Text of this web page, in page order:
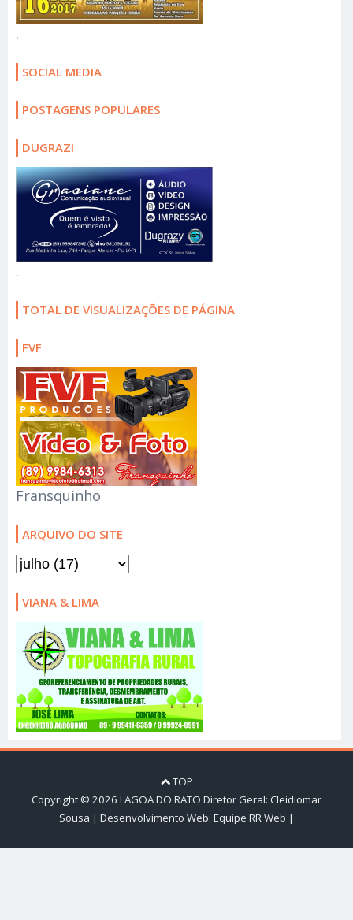
.
SOCIAL MEDIA
POSTAGENS POPULARES
DUGRAZI
.
TOTAL DE VISUALIZAÇÕES DE PÁGINA
FVF
Fransquinho
ARQUIVO DO SITE
VIANA & LIMA
TOP
Copyright © 2026 LAGOA DO RATO Diretor Geral: Cleidiomar
Sousa | Desenvolvimento Web: Equipe RR Web |